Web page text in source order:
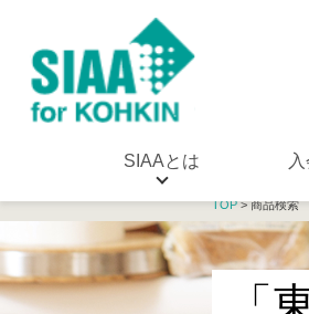
SIAAとは
TOP> 商品検索